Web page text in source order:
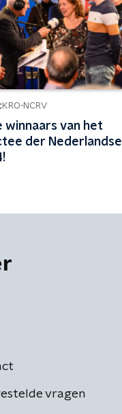
KRO-NCRV
winnaars van het
der Nederlandse
vragen